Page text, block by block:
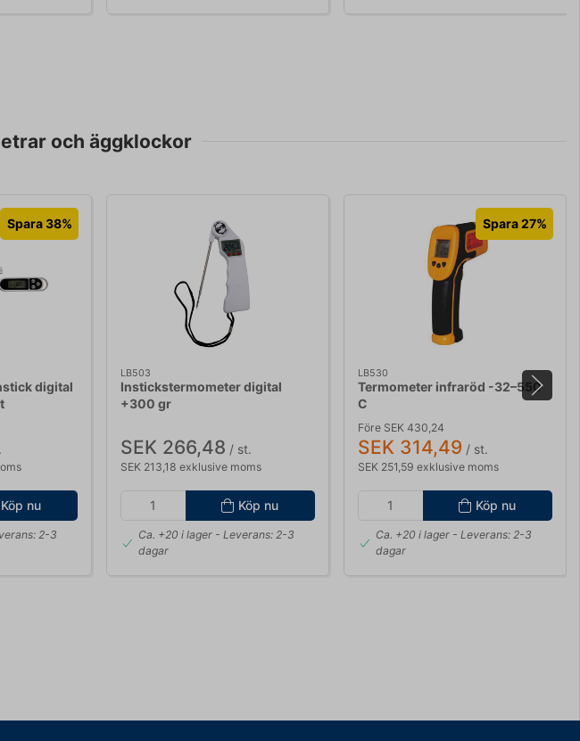
och äggklockor
Spara 38%
digital
Köp nu
2-3
LB503
Instickstermometer digital
+300 gr
SEK 266,48 / st.
SEK 213,18 exklusive moms
Köp nu
Ca. +20 i lager- Leverans: 2-3
dagar
Spara 27%
LB530
Termometer infraröd -32–550
C
Före SEK 430,24
SEK 314,49 / st.
SEK 251,59 exklusive moms
Köp nu
Ca. +20 i lager- Leverans: 2-3
dagar